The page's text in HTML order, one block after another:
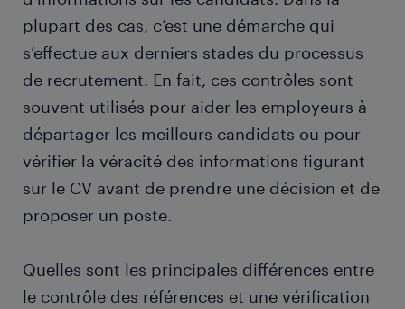
plupart des cas, c’est une démarche qui
s’effectue aux derniers stades du processus
de recrutement. En fait, ces contrôles sont
souvent utilisés pour aider les employeurs à
départager les meilleurs candidats ou pour
vérifier la véracité des informations figurant
sur le CV avant de prendre une décision et de
proposer un poste.
Quelles sont les principales différences entre
le contrôle des références et une vérification